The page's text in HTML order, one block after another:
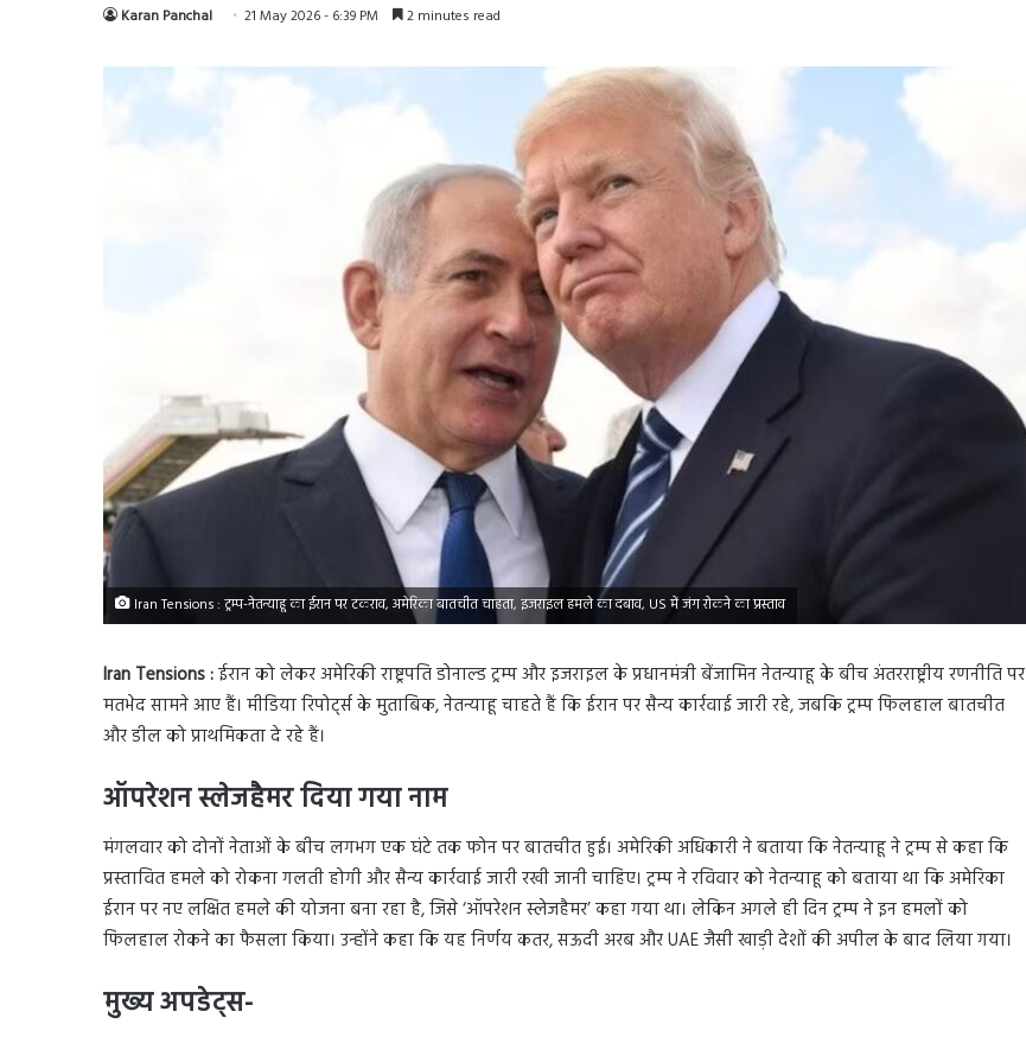
Karan Panchal 21 May 2026 - 6:39 PM 2 minutes read
Iran Tensions : ट्रम्प-नेतन्याहू का ईरान पर टकराव, अमेरिका बातचीत चाहता, इजराइल हमले का दबाव, US में जंग रोकने का प्रस्ताव
Iran Tensions :ईरान को लेकर अमेरिकी राष्ट्रपति डोनाल्ड ट्रम्प और इजराइल के प्रधानमंत्री बेंजामिन नेतन्याहू के बीच अंतरराष्ट्रीय रणनीति पर
मतभेद सामने आए हैं। मीडिया रिपोर्ट्स के मुताबिक, नेतन्याहू चाहते हैं कि ईरान पर सैन्य कार्रवाई जारी रहे, जबकि ट्रम्प फिलहाल बातचीत
और डील को प्राथमिकता दे रहे हैं।
ऑपरेशन स्लेजहैमर दिया गया नाम
मंगलवार को दोनों नेताओं के बीच लगभग एक घंटे तक फोन पर बातचीत हुई। अमेरिकी अधिकारी ने बताया कि नेतन्याहू ने ट्रम्प से कहा कि
प्रस्तावित हमले को रोकना गलती होगी और सैन्य कार्रवाई जारी रखी जानी चाहिए। ट्रम्प ने रविवार को नेतन्याहू को बताया था कि अमेरिका
ईरान पर नए लक्षित हमले की योजना बना रहा है, जिसे ‘ऑपरेशन स्लेजहैमर’ कहा गया था। लेकिन अगले ही दिन ट्रम्प ने इन हमलों को
फिलहाल रोकने का फैसला किया। उन्होंने कहा कि यह निर्णय कतर, सऊदी अरब और UAE जैसी खाड़ी देशों की अपील के बाद लिया गया।
मुख्य अपडेट्स-